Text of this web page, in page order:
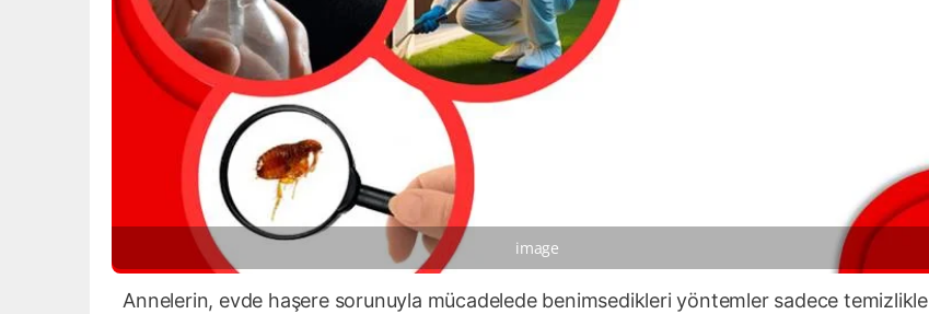
image
Annelerin, evde haşere sorunuyla mücadelede benimsedikleri yöntemler sadece temizlikle